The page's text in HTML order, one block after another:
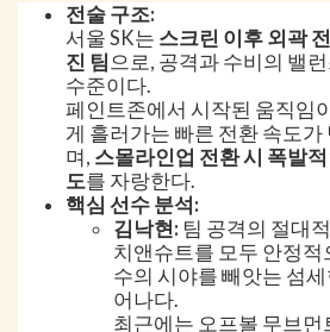
전술 구조:
서울 SK는 스크린 이후 외곽
진 팀 으로, 공격과 수비의 밸
수준이다.
페인트존에서 시작된 움직임
게 흘러가는 빠른 전환 속도가
며, 스몰라인업 전환 시 폭발
도를 자랑한다.
핵심 선수 분석:
김낙현: 팀 공격의 절대
치앤슈트를 모두 안정적
수의 시야를 빼앗는 섬
어나다.
최근에는 오프볼 무브